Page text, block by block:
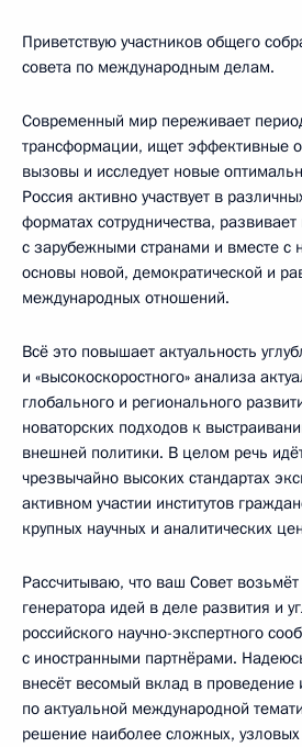
Приветствую участников общего
совета по международным делам.
Современный мир переживает
трансформации, ищет эффективные
вызовы и исследует новые
Россия активно участвует в
форматах сотрудничества,
с зарубежными странами и вместе с
основы новой, демократической и
международных отношений.
Всё это повышает актуальность
и «высокоскоростного» анализа
глобального и регионального
новаторских подходов к
внешней политики. В целом речь
чрезвычайно высоких стандартах
активном участии институтов
крупных научных и аналитических
Рассчитываю, что ваш Совет
генератора идей в деле развития и
российского научно-экспертного
с иностранными партнёрами.
внесёт весомый вклад в проведение
по актуальной международной
решение наиболее сложных,